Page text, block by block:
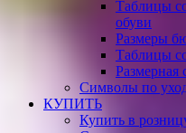
Таблицы
обуви
Размеры
Таблицы
Размерная
Символы по
КУПИТЬ
Купить в